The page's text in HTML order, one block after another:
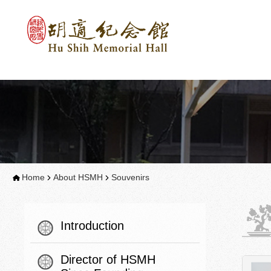
Home About HSMH Souvenirs
Introduction
Director of HSMH